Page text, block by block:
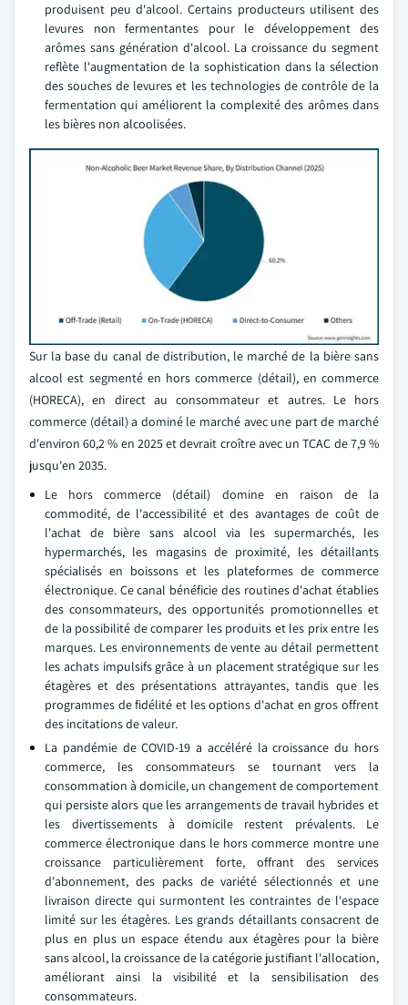
produisent peu d'alcool. Certains producteurs utilisent des
levures non fermentantes pour le développement des
arômes sans génération d'alcool. La croissance du segment
reflète l'augmentation de la sophistication dans la sélection
des souches de levures et les technologies de contrôle de la
fermentation qui améliorent la complexité des arômes dans
les bières non alcoolisées.
Sur la base du canal de distribution, le marché de la bière sans
alcool est segmenté en hors commerce (détail), en commerce
(HORECA), en direct au consommateur et autres. Le hors
commerce (détail) a dominé le marché avec une part de marché
d'environ 60,2 % en 2025 et devrait croître avec un TCAC de 7,9 %
jusqu'en 2035.
Le hors commerce (détail) domine en raison de la
commodité, de l'accessibilité et des avantages de coût de
l'achat de bière sans alcool via les supermarchés, les
hypermarchés, les magasins de proximité, les détaillants
spécialisés en boissons et les plateformes de commerce
électronique. Ce canal bénéficie des routines d'achat établies
des consommateurs, des opportunités promotionnelles et
de la possibilité de comparer les produits et les prix entre les
marques. Les environnements de vente au détail permettent
les achats impulsifs grâce à un placement stratégique sur les
étagères et des présentations attrayantes, tandis que les
programmes de fidélité et les options d'achat en gros offrent
des incitations de valeur.
La pandémie de COVID-19 a accéléré la croissance du hors
commerce, les consommateurs se tournant vers la
consommation à domicile, un changement de comportement
qui persiste alors que les arrangements de travail hybrides et
les divertissements à domicile restent prévalents. Le
commerce électronique dans le hors commerce montre une
croissance particulièrement forte, offrant des services
d'abonnement, des packs de variété sélectionnés et une
livraison directe qui surmontent les contraintes de l'espace
limité sur les étagères. Les grands détaillants consacrent de
plus en plus un espace étendu aux étagères pour la bière
sans alcool, la croissance de la catégorie justifiant l'allocation,
améliorant ainsi la visibilité et la sensibilisation des
consommateurs.